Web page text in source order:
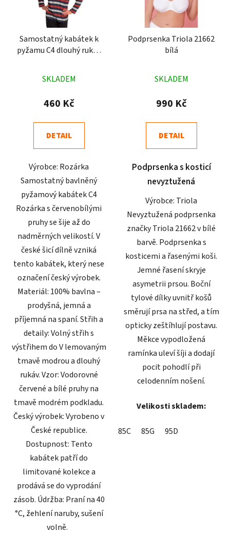
Samostatný kabátek k
pyžamu C4 dlouhý rukáv
hodnocení
produktu
5,0
z
hvězdiček.
SKLADEM
460 Kč
DETAIL
Výrobce: Rozárka
Samostatný bavlněný
pyžamový kabátek C4
Rozárka s červenobílými
pruhy se šije až do
nadměrných velikostí. V
české šicí dílně vzniká
tento kabátek, který nese
označení český výrobek.
Materiál: 100% bavlna –
prodyšná, jemná a
příjemná na spaní. Střih a
detaily: Volný střih s
výstřihem do V lemovaným
tmavě modrou a dlouhý
rukáv. Vzor: Vodorovné
červené a bílé pruhy na
tmavě modrém podkladu.
Český výrobek: Vyrobeno v
České republice.
Dostupnost: Tento
kabátek patří do
limitované kolekce a
prodává se do vyprodání
zásob. Údržba: Praní na 40
°C, žehlení naruby, sušení
volně.
Podprsenka Triola 21662
bílá
hodnocení
produktu
4,3
z
hvězdiček.
SKLADEM
990 Kč
DETAIL
Podprsenka s kosticí
nevyztužená
Výrobce: Triola
Nevyztužená podprsenka
značky Triola 21662 v bílé
barvě. Podprsenka s
kosticemi a řasenými koši.
Jemné řasení skryje
asymetrii prsou. Boční
tylové dílky uvnitř košů
směrují prsa na střed, a tím
opticky zeštíhlují postavu.
Měkce vypodložená
ramínka uleví šíji a dodají
pocit pohodlí při
celodenním nošení.
Velikosti skladem:
85C 85G 95D